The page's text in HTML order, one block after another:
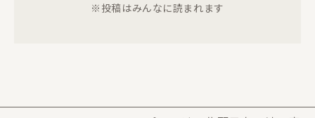
※投稿はみんなに読まれます